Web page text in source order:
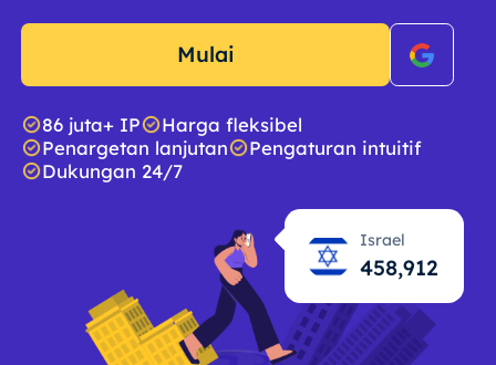
Mulai
86 juta+ IP
Harga fleksibel
Penargetan lanjutan
Pengaturan intuitif
Dukungan 24/7
Israel
458,913